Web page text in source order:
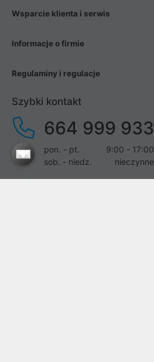
Wsparcie klienta i serwis
Informacje o firmie
Regulaminy i regulacje
Szybki kontakt
664 999 933
pon. - pt.
9:00 - 17:00
sob. - niedz.
nieczynne